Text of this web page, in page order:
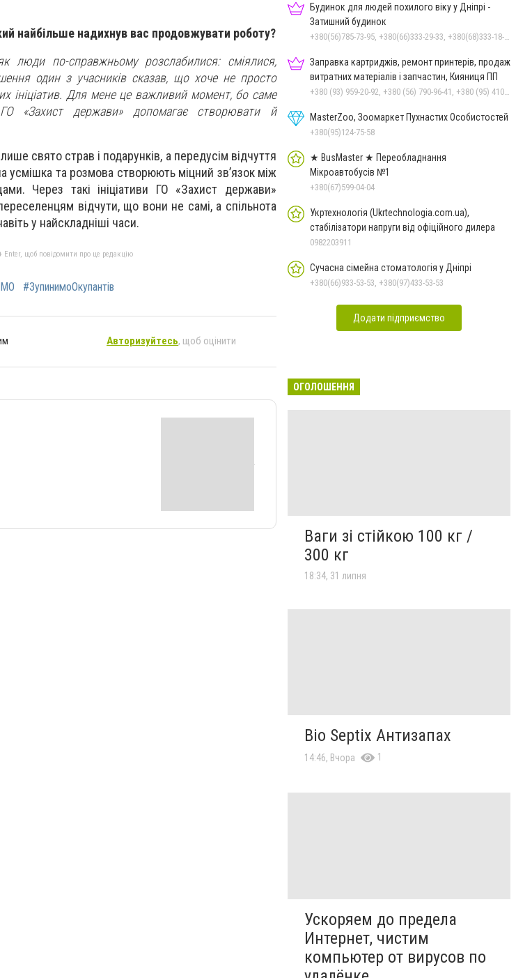
найбільше надихнув вас продовжувати роботу?
люди по-справжньому розслабилися: сміялися,
один з учасників сказав, що хоче не просто
ініціатив. Для мене це важливий момент, бо саме
«Захист держави» допомагає створювати й
свято страв і подарунків, а передусім відчуття
усмішка та розмова створюють міцний зв’язок між
Через такі ініціативи ГО «Захист держави»
відчути, що вони не самі, а спільнота
у найскладніші часи.
Enter, щоб повідомити про це редакцію
#ЗупинимоОкупантів
Авторизуйтесь, щоб оцінити
Будинок для людей похилого віку у Дніпрі -
Затишний будинок
Заправка картриджів, ремонт принтерів, продаж
витратних матеріалів і запчастин, Кияниця ПП
MasterZoo, Зоомаркет Пухнастих Особистостей
+380(95)124-75-58
★ BusMaster ★ Переобладнання
Мікроавтобусів №1
+380(67)599-04-04
Укртехнологія (Ukrtechnologia.com.ua),
стабілізатори напруги від офіційного дилера
0982203911
Сучасна сімейна стоматологія у Дніпрі
+380(66)933-53-53, +380(97)433-53-53
Додати підприємство
ОГОЛОШЕННЯ
Ваги зі стійкою 100 кг /
300 кг
18:34, 31 липня
Bio Septix Антизапах
14:46, Вчора 1
Ускоряем до предела
Интернет, чистим
компьютер от вирусов по